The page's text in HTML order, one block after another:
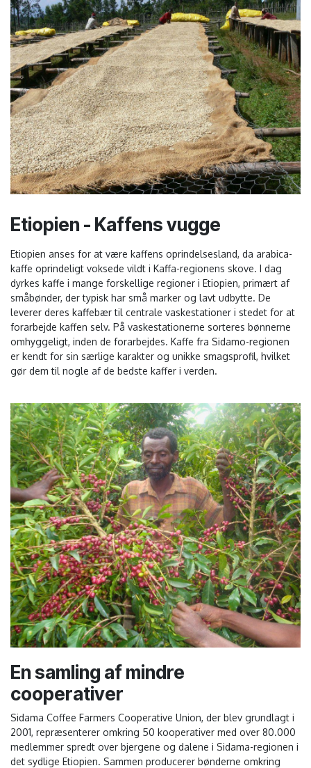
Etiopien - Kaffens vugge
Etiopien anses for at være kaffens oprindelsesland, da arabica-
kaffe oprindeligt voksede vildt i Kaffa-regionens skove. I dag
dyrkes kaffe i mange forskellige regioner i Etiopien, primært af
småbønder, der typisk har små marker og lavt udbytte. De
leverer deres kaffebær til centrale vaskestationer i stedet for at
forarbejde kaffen selv. På vaskestationerne sorteres bønnerne
omhyggeligt, inden de forarbejdes. Kaffe fra Sidamo-regionen
er kendt for sin særlige karakter og unikke smagsprofil, hvilket
gør dem til nogle af de bedste kaffer i verden.
En samling af mindre
cooperativer
Sidama Coffee Farmers Cooperative Union, der blev grundlagt i
2001, repræsenterer omkring 50 kooperativer med over 80.000
medlemmer spredt over bjergene og dalene i Sidama-regionen i
det sydlige Etiopien. Sammen producerer bønderne omkring